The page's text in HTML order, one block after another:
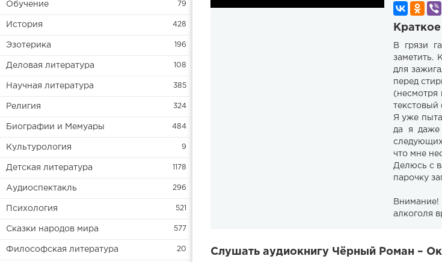
Обучение 79
История 428
Эзотерика 196
Деловая литература 108
Научная литература 385
Религия 324
Биографии и Мемуары 484
Культурология 9
Детская литература 1178
Аудиоспектакль 296
Психология 521
Сказки народов мира 577
Философская литература 20
В грязи
заметить.
для
перед
(несмотря
текстовый
Я уже
да я даже
что мне
Делюсь с
парочку
алкоголя
Слушать аудиокнигу Чёрный Роман –